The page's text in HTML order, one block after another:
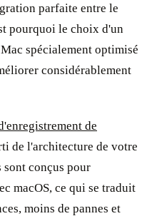
parfaite entre le
pourquoi le choix d'un
spécialement optimisé
considérablement
de
de l'architecture de votre
sont conçus pour
macOS, ce qui se traduit
moins de pannes et